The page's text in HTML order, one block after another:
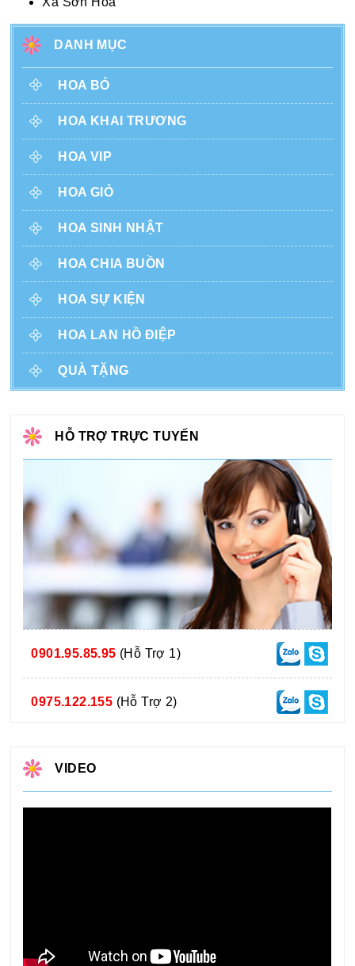
DANH MỤC
HOA BÓ
HOA KHAI TRƯƠNG
HOA VIP
HOA GIỎ
HOA SINH NHẬT
HOA CHIA BUỒN
HOA SỰ KIỆN
HOA LAN HỒ ĐIỆP
QUÀ TẶNG
HỖ TRỢ TRỰC TUYẾN
0901.95.85.95 (Hỗ Trợ 1)
0975.122.155 (Hỗ Trợ 2)
VIDEO